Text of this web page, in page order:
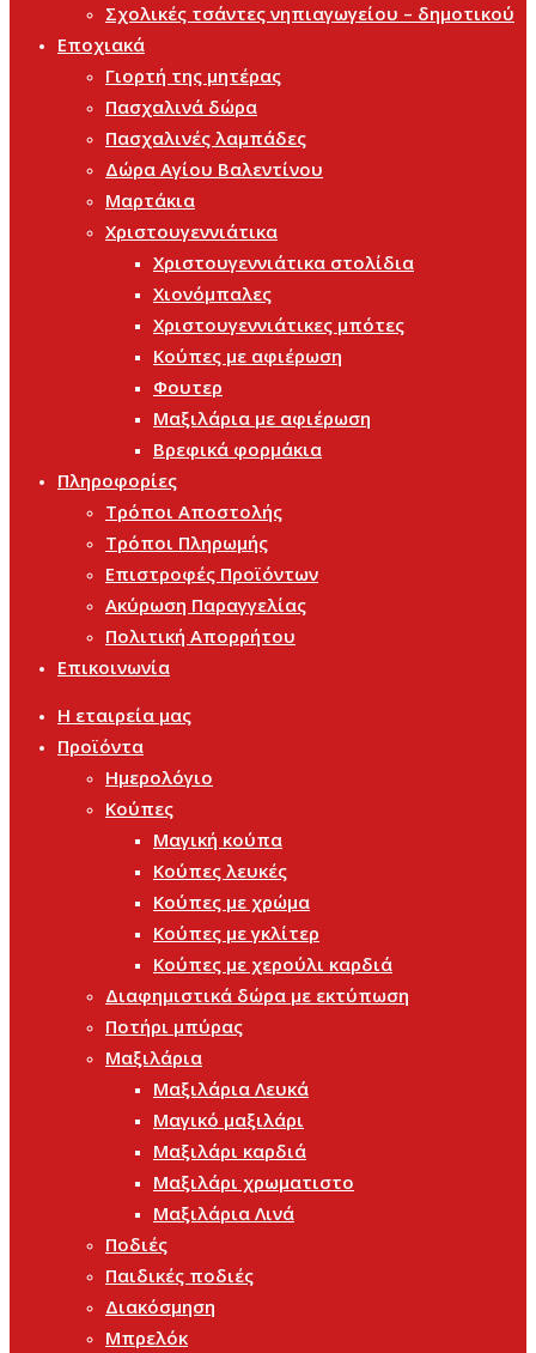
Σχολικές τσάντες νηπιαγωγείου – δημοτικού
Εποχιακά
Γιορτή της μητέρας
Πασχαλινά δώρα
Πασχαλινές λαμπάδες
Δώρα Αγίου Βαλεντίνου
Μαρτάκια
Χριστουγεννιάτικα
Χριστουγεννιάτικα στολίδια
Χιονόμπαλες
Χριστουγεννιάτικες μπότες
Κούπες με αφιέρωση
Φουτερ
Μαξιλάρια με αφιέρωση
Βρεφικά φορμάκια
Πληροφορίες
Τρόποι Αποστολής
Τρόποι Πληρωμής
Επιστροφές Προϊόντων
Ακύρωση Παραγγελίας
Πολιτική Απορρήτου
Επικοινωνία
Η εταιρεία μας
Προϊόντα
Ημερολόγιο
Κούπες
Μαγική κούπα
Κούπες λευκές
Κούπες με χρώμα
Κούπες με γκλίτερ
Κούπες με χερούλι καρδιά
Διαφημιστικά δώρα με εκτύπωση
Ποτήρι μπύρας
Μαξιλάρια
Μαξιλάρια Λευκά
Μαγικό μαξιλάρι
Μαξιλάρι καρδιά
Μαξιλάρι χρωματιστο
Μαξιλάρια Λινά
Ποδιές
Παιδικές ποδιές
Διακόσμηση
Μπρελόκ